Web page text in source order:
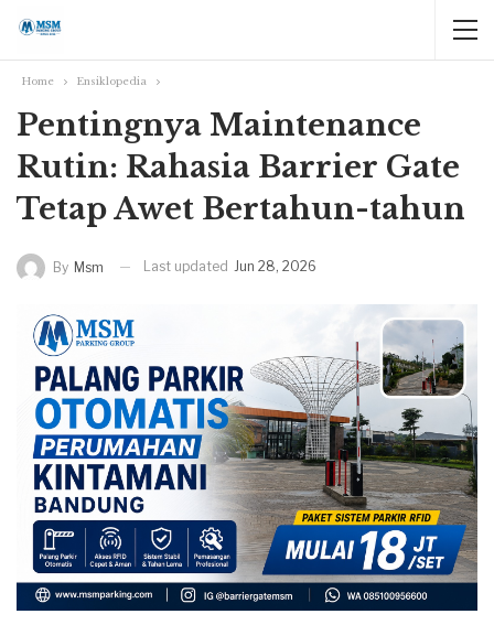
Home Ensiklopedia
Pentingnya Maintenance
Rutin: Rahasia Barrier Gate
Tetap Awet Bertahun-tahun
By Msm Last updated Jun 28, 2026